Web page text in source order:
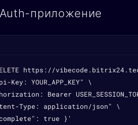
приложение
https://
Key: YOUR_APP_KEY" \
Bearer
Type: application/json" \
true }'